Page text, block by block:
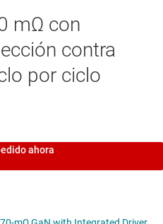
mΩ con
contra
por ciclo
ahora